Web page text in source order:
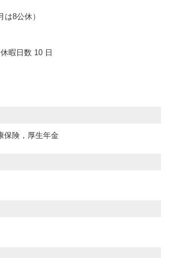
は8公休）
暇日数 10 日
保険，厚生年金